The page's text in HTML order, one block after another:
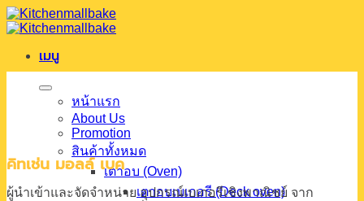
ข้าม
ไป
เมนู
หน้าแรก
About Us
Promotion
สินค้าทั้งหมด
เตาอบ (Oven)
เตาอบเบเกอรี (Deck oven)
คิทเช่น มอลล์ เบค
ผู้นำเข้าและจัดจำหน่าย อุปกรณ์เบเกอรีเชิงพาณิชย์ จาก